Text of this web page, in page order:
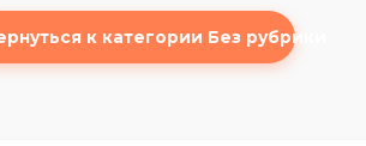
к категории Без рубрики